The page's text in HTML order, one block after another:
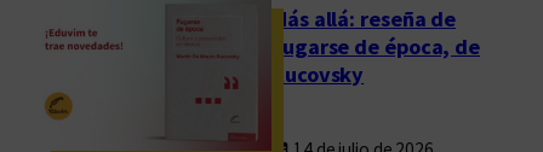
Más allá: reseña de
Fugarse de época, de
Rucovsky